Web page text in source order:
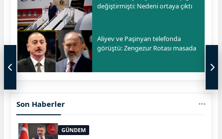
değiştirmişti: Nedeni ortaya çıktı
Aliyev ve Paşinyan telefonda
görüştü: Zengezur Rotası masada
Son Haberler
GÜNDEM